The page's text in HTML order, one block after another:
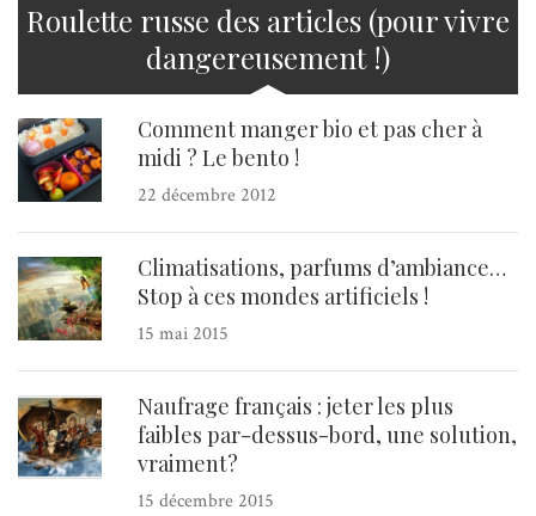
Roulette russe des articles (pour vivre
dangereusement !)
Comment manger bio et pas cher à
midi ? Le bento !
22 décembre 2012
Climatisations, parfums d’ambiance…
Stop à ces mondes artificiels !
15 mai 2015
Naufrage français : jeter les plus
faibles par-dessus-bord, une solution,
vraiment?
15 décembre 2015